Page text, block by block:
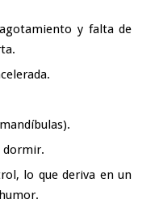
y falta de
dormir.
lo que deriva en un